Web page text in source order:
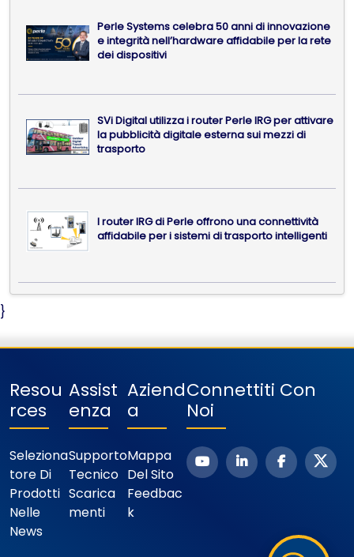
Perle Systems celebra 50 anni di innovazione
e integrità nell’hardware affidabile per la rete
dei dispositivi
SVi Digital utilizza i router Perle IRG per attivare
la pubblicità digitale esterna sui mezzi di
trasporto
I router IRG di Perle offrono una connettività
affidabile per i sistemi di trasporto intelligenti
}
Resou
Rces
Seleziona
Tore Di
Prodotti
Nelle
News
Assist
Enza
Supporto
Tecnico
Scarica
Menti
Aziend
A
Mappa
Del Sito
Feedbac
K
Connettiti Con
Noi